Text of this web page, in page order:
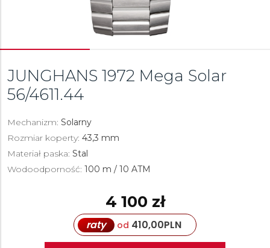
JUNGHANS 1972 Mega Solar
56/4611.44
Mechanizm: Solarny
Rozmiar koperty: 43,3 mm
Materiał paska: Stal
Wodoodporność: 100 m / 10 ATM
4 100 zł
raty od 410,00PLN